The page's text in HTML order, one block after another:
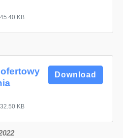
KB
KB
Download